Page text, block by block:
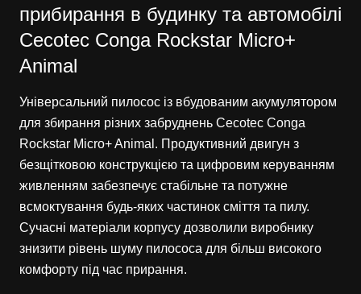
прибирання в будинку та автомобілі
Cecotec Conga Rockstar Micro+
Animal
Універсальний пилосос із вбудованим акумулятором
для збирання різних забруднень Cecotec Conga
Rockstar Micro+ Animal. Продуктивний двигун з
безщітковою конструкцією та цифровим керуванням
живленням забезпечує стабільне та потужне
всмоктування будь-яких частинок сміття та пилу.
Сучасні матеріали корпусу дозволили виробнику
знизити рівень шуму пилососа для більш високого
комфорту під час прирання.